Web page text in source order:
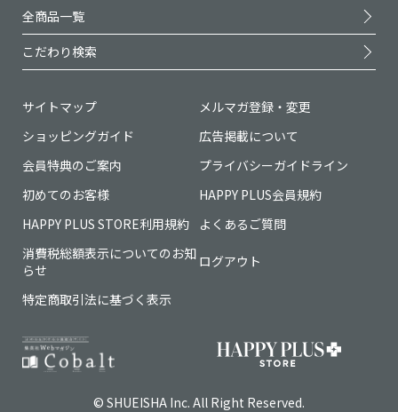
全商品一覧
こだわり検索
サイトマップ
メルマガ登録・変更
ショッピングガイド
広告掲載について
会員特典のご案内
プライバシーガイドライン
初めてのお客様
HAPPY PLUS会員規約
HAPPY PLUS STORE利用規約
よくあるご質問
消費税総額表示についてのお知
らせ
ログアウト
特定商取引法に基づく表示
© SHUEISHA Inc. All Right Reserved.